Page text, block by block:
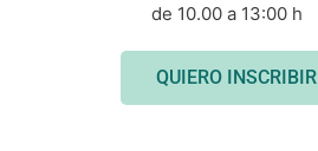
de 10.00 a 13:00 h
QUIERO